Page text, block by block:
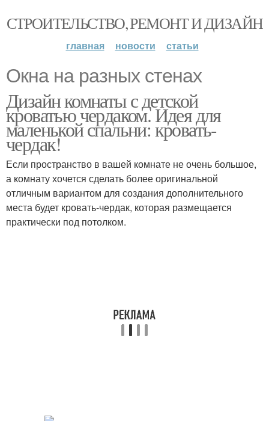
СТРОИТЕЛЬСТВО, РЕМОНТ И ДИЗАЙН
главная новости статьи
Окна на разных стенах
Дизайн комнаты с детской
кроватью чердаком. Идея для
маленькой спальни: кровать-
чердак!
Если пространство в вашей комнате не очень большое,
а комнату хочется сделать более оригинальной
отличным вариантом для создания дополнительного
места будет кровать-чердак, которая размещается
практически под потолком.